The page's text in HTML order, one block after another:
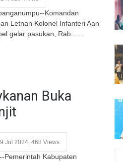
Komandan
Letnan Kolonel Infanteri Aan
gelar pasukan, Rab. . . .
Buka
Jul 2024, 468 Views
Pemerintah Kabupaten